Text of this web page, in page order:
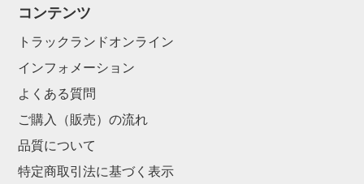
コンテンツ
トラックランドオンライン
インフォメーション
よくある質問
ご購入（販売）の流れ
品質について
特定商取引法に基づく表示